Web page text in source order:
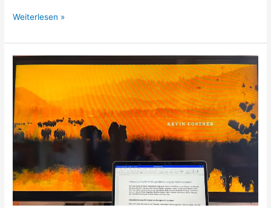
Weiterlesen »
Yellowstone
Staffel
3:
Morgendämmerung
der
Kommunikation